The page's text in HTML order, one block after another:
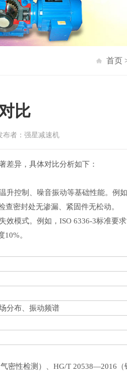
首页
比
者：强星减速机
差异，具体对比分析如下：
升控制、噪音振动等基础性能。例
密封处无渗漏、紧固件无松动。
模式。例如，ISO 6336-3标准要
。
分布、振动频谱
密性检测）、HG/T 20538—2016